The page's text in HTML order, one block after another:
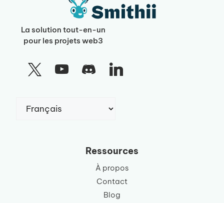
La solution tout-en-un
pour les projets web3
une
Ressources
À propos
Contact
Blog